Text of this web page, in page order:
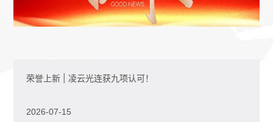
荣誉上新 | 凌云光连获九项认可！
2026-07-15